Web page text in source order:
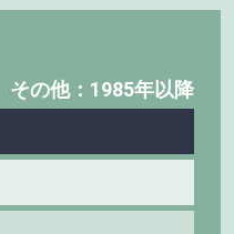
その他：1985年以降